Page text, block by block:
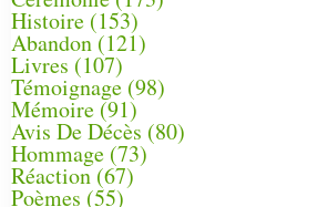
Histoire (153)
Abandon(121)
Livres (107)
Témoignage (98)
Mémoire (91)
Avis De Décès (80)
Hommage (73)
Réaction(67)
Poèmes (55)